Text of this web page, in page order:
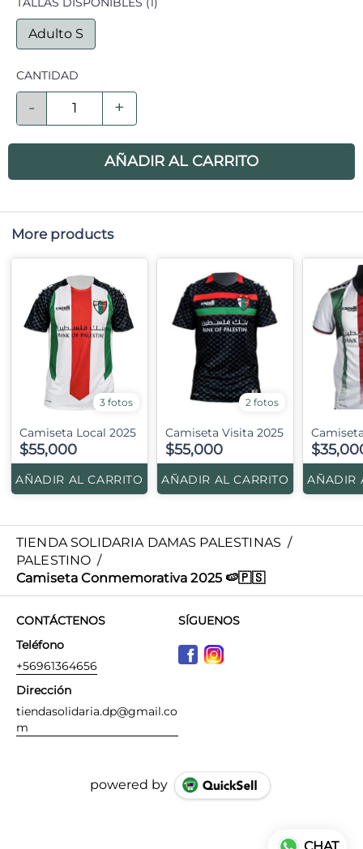
Adulto S
CANTIDAD
- +
AÑADIR AL CARRITO
More products
3 fotos
Camiseta Local 2025
$55,000
AÑADIR AL CARRITO
2 fotos
Camiseta Visita 2025
$55,000
AÑADIR AL CARRITO AÑADIR
TIENDA SOLIDARIA DAMAS PALESTINAS /
PALESTINO /
Camiseta Conmemorativa 2025 🍉🇵🇸
CONTÁCTENOS
Teléfono
+56961364656
Dirección
tiendasolidaria.dp@gmail.co
m
SÍGUENOS
powered by